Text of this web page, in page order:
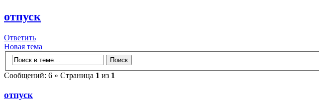
отпуск
Ответить
Новая тема
Сообщений: 6 » Страница 1 из 1
отпуск